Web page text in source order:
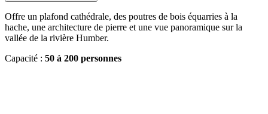
Offre un plafond cathédrale, des poutres de bois équarries à la
hache, une architecture de pierre et une vue panoramique sur la
vallée de la rivière Humber.
Capacité : 50 à 200 personnes